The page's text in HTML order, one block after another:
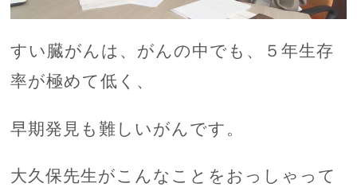
すい臓がんは、がんの中でも、５年生存
率が極めて低く、
早期発見も難しいがんです。
大久保先生がこんなことをおっしゃって